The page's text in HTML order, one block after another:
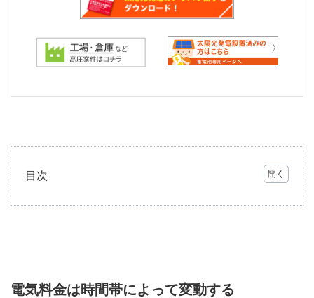
目次
電気
変動
電気料金は時間帯によって変動する